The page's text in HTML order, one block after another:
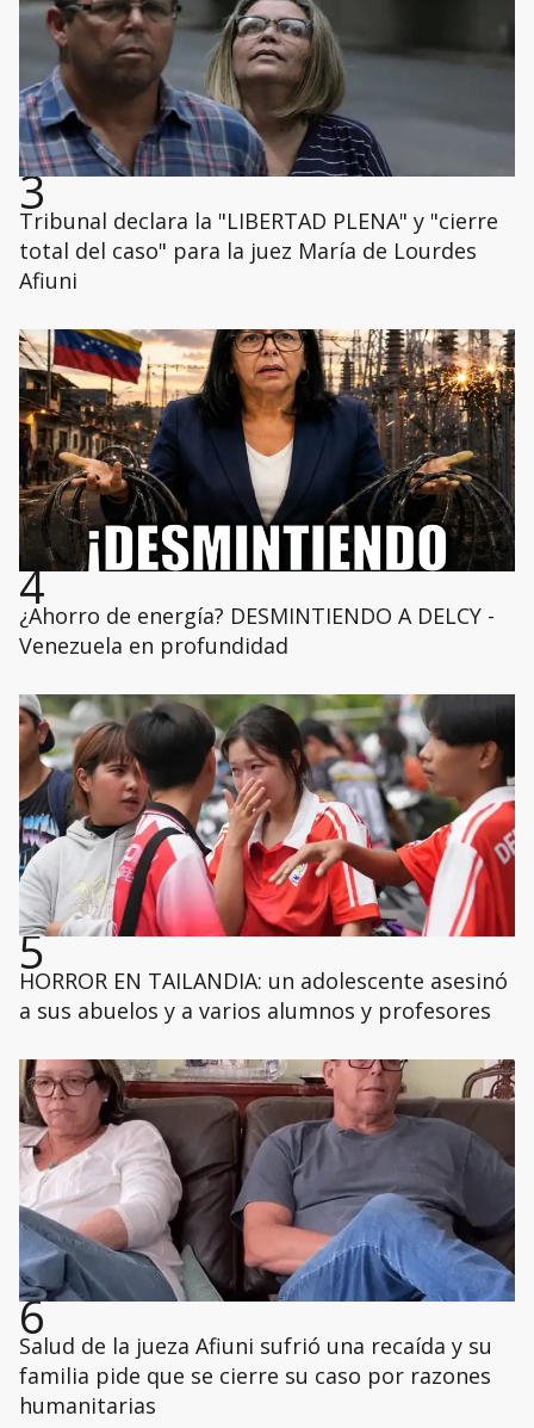
3
Tribunal declara la "LIBERTAD PLENA" y "cierre
total del caso" para la juez María de Lourdes
Afiuni
4
¿Ahorro de energía? DESMINTIENDO A DELCY -
Venezuela en profundidad
5
HORROR EN TAILANDIA: un adolescente asesinó
a sus abuelos y a varios alumnos y profesores
6
Salud de la jueza Afiuni sufrió una recaída y su
familia pide que se cierre su caso por razones
humanitarias